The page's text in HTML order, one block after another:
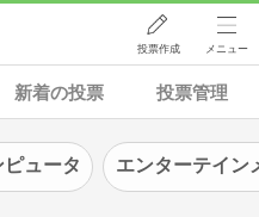
投票作成 メニュー
新着の投票 投票管理
ュータ エンターテイン